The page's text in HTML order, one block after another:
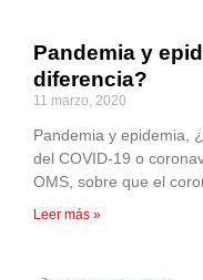
Pandemia y
diferencia?
11 marzo, 2020
Pandemia y epidemia,
del COVID-19 o
OMS, sobre que el
Leer más »